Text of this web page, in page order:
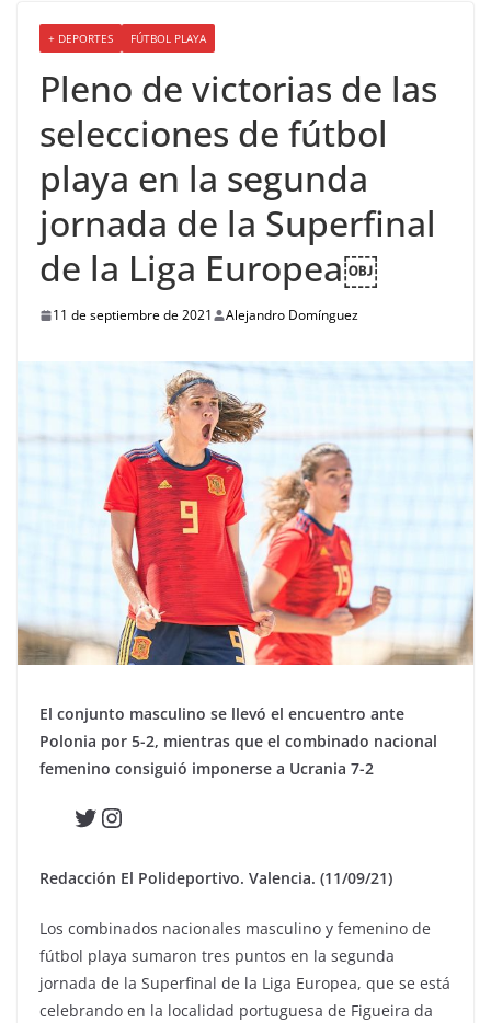
+ DEPORTES FÚTBOL PLAYA
Pleno de victorias de las
selecciones de fútbol
playa en la segunda
jornada de la Superfinal
de la Liga Europea￼
11 de septiembre de 2021 Alejandro Domínguez
El conjunto masculino se llevó el encuentro ante
Polonia por 5-2, mientras que el combinado nacional
femenino consiguió imponerse a Ucrania 7-2
Twitter
Instagram
Redacción El Polideportivo. Valencia. (11/09/21)
Los combinados nacionales masculino y femenino de
fútbol playa sumaron tres puntos en la segunda
jornada de la Superfinal de la Liga Europea, que se está
celebrando en la localidad portuguesa de Figueira da